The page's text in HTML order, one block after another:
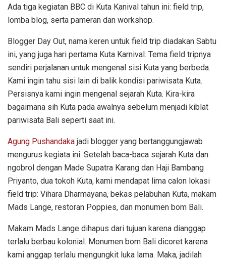
Ada tiga kegiatan BBC di Kuta Kanival tahun ini: field trip,
lomba blog, serta pameran dan workshop.
Blogger Day Out, nama keren untuk field trip diadakan Sabtu
ini, yang juga hari pertama Kuta Karnival. Tema field tripnya
sendiri perjalanan untuk mengenal sisi Kuta yang berbeda.
Kami ingin tahu sisi lain di balik kondisi pariwisata Kuta.
Persisnya kami ingin mengenal sejarah Kuta. Kira-kira
bagaimana sih Kuta pada awalnya sebelum menjadi kiblat
pariwisata Bali seperti saat ini.
Agung Pushandaka jadi blogger yang bertanggungjawab
mengurus kegiata ini. Setelah baca-baca sejarah Kuta dan
ngobrol dengan Made Supatra Karang dan Haji Bambang
Priyanto, dua tokoh Kuta, kami mendapat lima calon lokasi
field trip: Vihara Dharmayana, bekas pelabuhan Kuta, makam
Mads Lange, restoran Poppies, dan monumen bom Bali.
Makam Mads Lange dihapus dari tujuan karena dianggap
terlalu berbau kolonial. Monumen bom Bali dicoret karena
kami anggap terlalu mengungkit luka lama. Maka, jadilah